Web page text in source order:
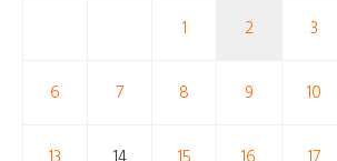
1 2 3
6 7 8 9 10